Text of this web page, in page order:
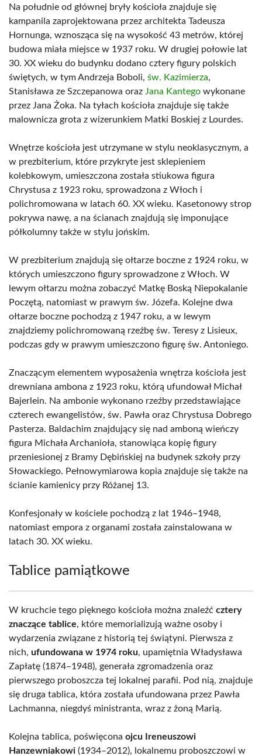
Na południe od głównej bryły kościoła znajduje się
kampanila zaprojektowana przez architekta Tadeusza
Hornunga, wznosząca się na wysokość 43 metrów, której
budowa miała miejsce w 1937 roku. W drugiej połowie lat
30. XX wieku do budynku dodano cztery figury polskich
świętych, w tym Andrzeja Boboli, św. Kazimierza,
Stanisława ze Szczepanowa oraz Jana Kantego wykonane
przez Jana Żoka. Na tyłach kościoła znajduje się także
malownicza grota z wizerunkiem Matki Boskiej z Lourdes.
Wnętrze kościoła jest utrzymane w stylu neoklasycznym, a
w prezbiterium, które przykryte jest sklepieniem
kolebkowym, umieszczona została stiukowa figura
Chrystusa z 1923 roku, sprowadzona z Włoch i
polichromowana w latach 60. XX wieku. Kasetonowy strop
pokrywa nawę, a na ścianach znajdują się imponujące
półkolumny także w stylu jońskim.
W prezbiterium znajdują się ołtarze boczne z 1924 roku, w
których umieszczono figury sprowadzone z Włoch. W
lewym ołtarzu można zobaczyć Matkę Boską Niepokalanie
Poczętą, natomiast w prawym św. Józefa. Kolejne dwa
ołtarze boczne pochodzą z 1947 roku, a w lewym
znajdziemy polichromowaną rzeźbę św. Teresy z Lisieux,
podczas gdy w prawym umieszczono figurę św. Antoniego.
Znaczącym elementem wyposażenia wnętrza kościoła jest
drewniana ambona z 1923 roku, którą ufundował Michał
Bajerlein. Na ambonie wykonano rzeźby przedstawiające
czterech ewangelistów, św. Pawła oraz Chrystusa Dobrego
Pasterza. Baldachim znajdujący się nad amboną wieńczy
figura Michała Archanioła, stanowiąca kopię figury
przeniesionej z Bramy Dębińskiej na budynek szkoły przy
Słowackiego. Pełnowymiarowa kopia znajduje się także na
ścianie kamienicy przy Różanej 13.
Konfesjonały w kościele pochodzą z lat 1946–1948,
natomiast empora z organami została zainstalowana w
latach 30. XX wieku.
Tablice pamiątkowe
W kruchcie tego pięknego kościoła można znaleźć cztery
znaczące tablice, które memorializują ważne osoby i
wydarzenia związane z historią tej świątyni. Pierwsza z
nich, ufundowana w 1974 roku, upamiętnia Władysława
Zapłatę (1874–1948), generała zgromadzenia oraz
pierwszego proboszcza tej lokalnej parafii. Pod nią, znajduje
się druga tablica, która została ufundowana przez Pawła
Lachmanna, niegdyś ministranta, wraz z żoną Marią.
Kolejna tablica, poświęcona ojcu Ireneuszowi
Hanzewniakowi (1934–2012), lokalnemu proboszczowi w